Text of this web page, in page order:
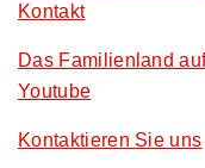
Kontakt
Das Familienland
Youtube
Kontaktieren Sie uns